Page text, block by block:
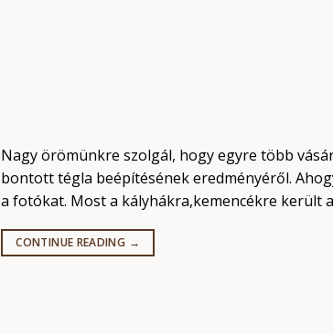
Nagy örömünkre szolgál, hogy egyre több
bontott tégla beépítésének eredményéről.
a fotókat. Most a kályhákra,kemencékre került
CONTINUE READING →